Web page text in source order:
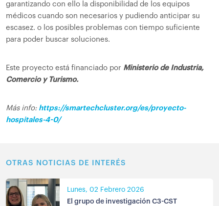
garantizando con ello la disponibilidad de los equipos
médicos cuando son necesarios y pudiendo anticipar su
escasez. o los posibles problemas con tiempo suficiente
para poder buscar soluciones.
Este proyecto está financiado por Ministerio de Industria,
Comercio y Turismo.
Más info: https://smartechcluster.org/es/proyecto-
hospitales-4-0/
OTRAS NOTICIAS DE INTERÉS
Lunes, 02 Febrero 2026
El grupo de investigación C3-CST